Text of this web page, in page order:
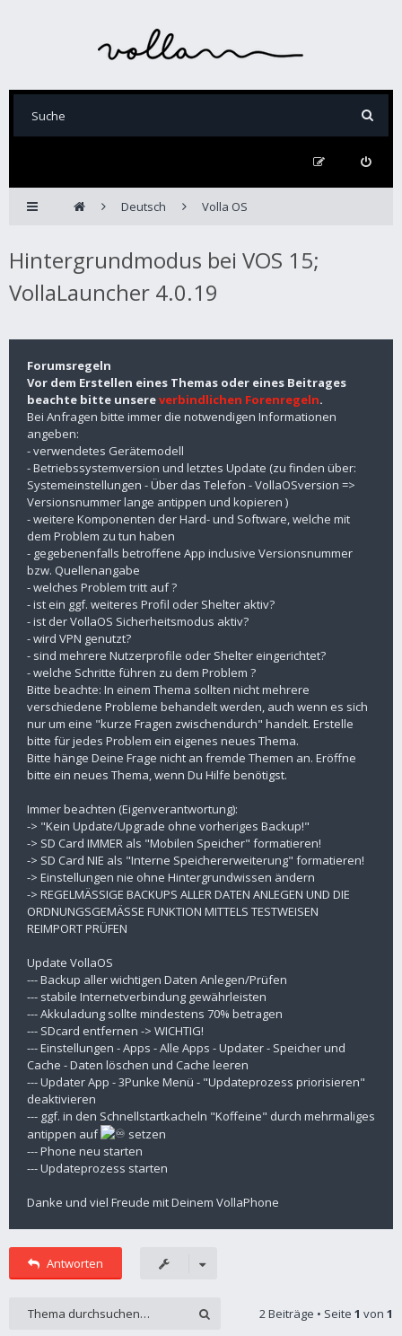
Deutsch Volla OS
Hintergrundmodus bei VOS 15;
VollaLauncher 4.0.19
Forumsregeln
Vor dem Erstellen eines Themas oder eines Beitrages
beachte bitte unsereverbindlichen Forenregeln.
Bei Anfragen bitte immer die notwendigen Informationen
angeben:
- verwendetes Gerätemodell
- Betriebssystemversion und letztes Update (zu finden über:
Systemeinstellungen - Über das Telefon - VollaOSversion =>
Versionsnummer lange antippen und kopieren )
- weitere Komponenten der Hard- und Software, welche mit
dem Problem zu tun haben
- gegebenenfalls betroffene App inclusive Versionsnummer
bzw. Quellenangabe
- welches Problem tritt auf ?
- ist ein ggf. weiteres Profil oder Shelter aktiv?
- ist der VollaOS Sicherheitsmodus aktiv?
- wird VPN genutzt?
- sind mehrere Nutzerprofile oder Shelter eingerichtet?
- welche Schritte führen zu dem Problem ?
Bitte beachte: In einem Thema sollten nicht mehrere
verschiedene Probleme behandelt werden, auch wenn es sich
nur um eine "kurze Fragen zwischendurch" handelt. Erstelle
bitte für jedes Problem ein eigenes neues Thema.
Bitte hänge Deine Frage nicht an fremde Themen an. Eröffne
bitte ein neues Thema, wenn Du Hilfe benötigst.
Immer beachten (Eigenverantwortung):
-> "Kein Update/Upgrade ohne vorheriges Backup!"
-> SD Card IMMER als "Mobilen Speicher" formatieren!
-> SD Card NIE als "Interne Speichererweiterung" formatieren!
-> Einstellungen nie ohne Hintergrundwissen ändern
-> REGELMÄSSIGE BACKUPS ALLER DATEN ANLEGEN UND DIE
ORDNUNGSGEMÄSSE FUNKTION MITTELS TESTWEISEN
REIMPORT PRÜFEN
Update VollaOS
--- Backup aller wichtigen Daten Anlegen/Prüfen
--- stabile Internetverbindung gewährleisten
--- Akkuladung sollte mindestens 70% betragen
--- SDcard entfernen -> WICHTIG!
--- Einstellungen - Apps - Alle Apps - Updater - Speicher und
Cache - Daten löschen und Cache leeren
--- Updater App - 3Punke Menü - "Updateprozess priorisieren"
deaktivieren
--- ggf. in den Schnellstartkacheln "Koffeine" durch mehrmaliges
antippen auf
setzen
--- Phone neu starten
--- Updateprozess starten
Danke und viel Freude mit Deinem VollaPhone
Antworten
2 Beiträge • Seite 1 von 1